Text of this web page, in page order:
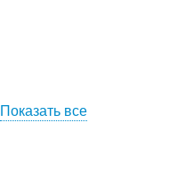
Показать все